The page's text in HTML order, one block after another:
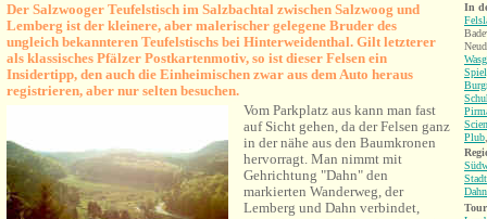
Der Salzwooger Teufelstisch im Salzbachtal zwischen Salzwoog und
Lemberg ist der kleinere, aber malerischer gelegene Bruder des
ungleich bekannteren Teufelstischs bei Hinterweidenthal. Gilt letzterer
als klassisches Pfälzer Postkartenmotiv, so ist dieser Felsen ein
Insidertipp, den auch die Einheimischen zwar aus dem Auto heraus
registrieren, aber nur selten besuchen.
Vom Parkplatz aus kann man fast
auf Sicht gehen, da der Felsen ganz
in der nähe aus den Baumkronen
hervorragt. Man nimmt mit
Gehrichtung "Dahn" den
markierten Wanderweg, der
Lemberg und Dahn verbindet,
In
Plub